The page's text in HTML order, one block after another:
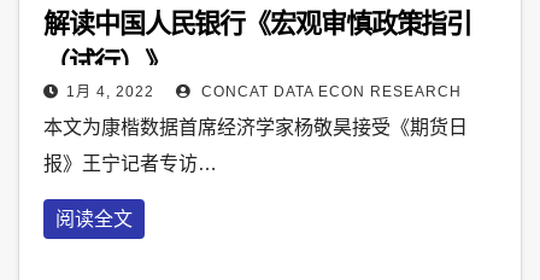
解读中国人民银行《宏观审慎政策指引
（试行）》
1月 4, 2022 CONCAT DATA ECON RESEARCH
本文为康楷数据首席经济学家杨敬昊接受《期货日
报》王宁记者专访…
阅读全文